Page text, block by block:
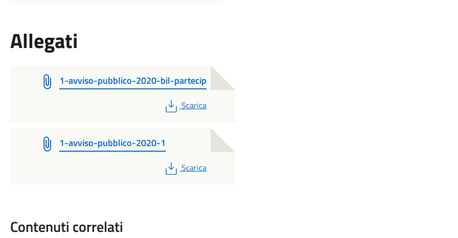
Allegati
1-avviso-pubblico-2020-bil-partecip
PDF
Scarica
1-avviso-pubblico-2020-1
PDF
Scarica
Contenuti correlati